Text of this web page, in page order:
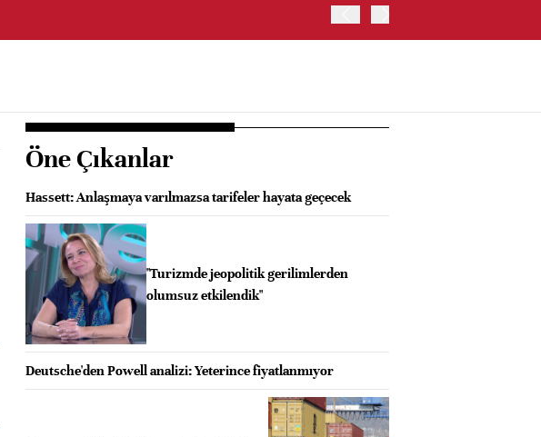
Öne Çıkanlar
Hassett: Anlaşmaya varılmazsa tarifeler hayata geçecek
"Turizmde jeopolitik gerilimlerden
olumsuz etkilendik"
Deutsche'den Powell analizi: Yeterince fiyatlanmıyor